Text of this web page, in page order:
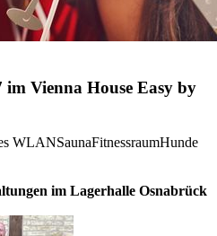
im Vienna House Easy by
WLANSaunaFitnessraumHunde
im Lagerhalle Osnabrück